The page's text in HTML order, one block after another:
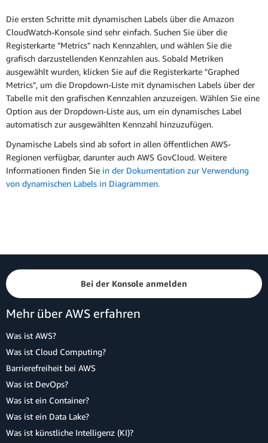
Die ersten Schritte mit dynamischen Labels über die Amazon
CloudWatch-Konsole sind sehr einfach. Suchen Sie über die
Registerkarte "Metrics" nach Kennzahlen, und wählen Sie die
grafisch darzustellenden Kennzahlen aus. Sobald Metriken
ausgewählt wurden, klicken Sie auf die Registerkarte "Graphed
Metrics", um die Dropdown-Liste mit dynamischen Labels über der
Tabelle mit den grafischen Kennzahlen anzuzeigen. Wählen Sie eine
Option aus der Dropdown-Liste aus, um ein dynamisches Label
automatisch zur ausgewählten Kennzahl hinzuzufügen.
Dynamische Labels sind ab sofort in allen öffentlichen AWS-
Regionen verfügbar, darunter auch AWS GovCloud. Weitere
Informationen finden Sie in der Dokumentation zur Verwendung
von dynamischen Labels in Diagrammen.
Bei der Konsole anmelden
Mehr über AWS erfahren
Was ist AWS?
Was ist Cloud Computing?
Barrierefreiheit bei AWS
Was ist DevOps?
Was ist ein Container?
Was ist ein Data Lake?
Was ist künstliche Intelligenz (KI)?